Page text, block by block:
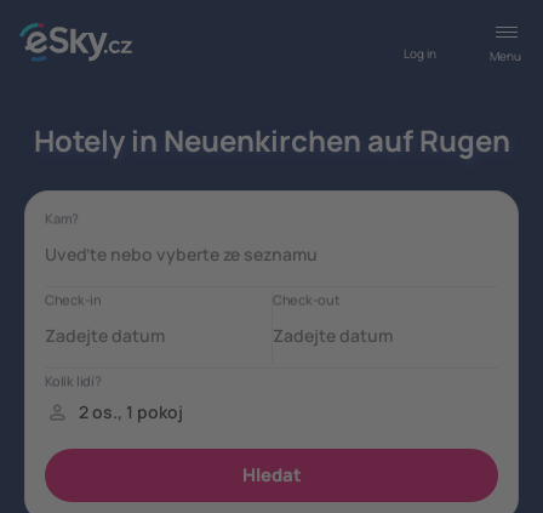
Menu
Log in
Hotely in Neuenkirchen auf Rugen